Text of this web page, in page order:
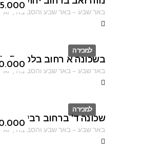
ID
באר שבע–באר שבע והסביבה ,
AF
למכירה
ID
בשכונה א רחוב בלפור 5 א'
באר שבע–באר שבע והסביבה ,
AF
למכירה
ID
שכונה ד' ברחוב רבי עקיבא
באר שבע–באר שבע והסביבה ,
AF